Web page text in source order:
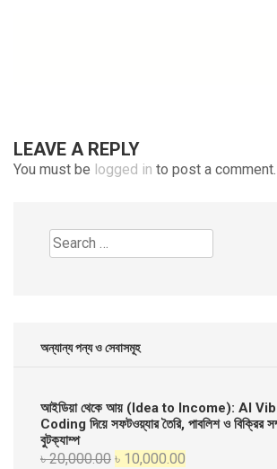
LEAVE A REPLY
You must be logged in to post a comment.
Search
for:
অন্যান্য পন্য ও সেবাসমূহ
আইডিয়া থেকে আয় (Idea to Income): AI
Coding দিয়ে সফটওয়্যার তৈরি, পাবলিশ ও বিক্রির
বুটক্যাম্প
৳20,000.00 Original
৳ 10,000.00